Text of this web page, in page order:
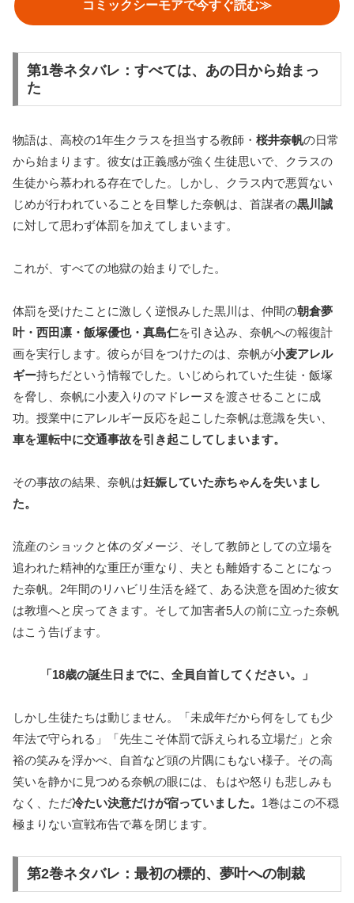
コミックシーモアで今すぐ読む≫
第1巻ネタバレ：すべては、あの日から始まっ
た
物語は、高校の1年生クラスを担当する教師・ 桜井奈帆の日常
から始まります。彼女は正義感が強く生徒思いで、クラスの
生徒から慕われる存在でした。しかし、クラス内で悪質ない
じめが行われていることを目撃した奈帆は、首謀者の黒川誠
に対して思わず体罰を加えてしまいます。
これが、すべての地獄の始まりでした。
体罰を受けたことに激しく逆恨みした黒川は、仲間の朝倉夢
叶・西田凛・飯塚優也・真島仁を引き込み、奈帆への報復計
画を実行します。彼らが目をつけたのは、奈帆が小麦アレル
ギー持ちだという情報でした。いじめられていた生徒・飯塚
を脅し、奈帆に小麦入りのマドレーヌを渡させることに成
功。授業中にアレルギー反応を起こした奈帆は意識を失い、
車を運転中に交通事故を引き起こしてしまいます。
その事故の結果、奈帆は妊娠していた赤ちゃんを失いまし
た。
流産のショックと体のダメージ、そして教師としての立場を
追われた精神的な重圧が重なり、夫とも離婚することになっ
た奈帆。2年間のリハビリ生活を経て、ある決意を固めた彼女
は教壇へと戻ってきます。そして加害者5人の前に立った奈帆
はこう告げます。
「18歳の誕生日までに、全員自首してください。」
しかし生徒たちは動じません。「未成年だから何をしても少
年法で守られる」「先生こそ体罰で訴えられる立場だ」と余
裕の笑みを浮かべ、自首など頭の片隅にもない様子。その高
笑いを静かに見つめる奈帆の眼には、もはや怒りも悲しみも
なく、ただ冷たい決意だけが宿っていました。 1巻はこの不穏
極まりない宣戦布告で幕を閉じます。
第2巻ネタバレ：最初の標的、夢叶への制裁